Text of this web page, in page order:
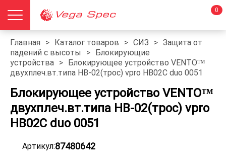
0
Главная > Каталог товаров > СИЗ > Защита от
падений с высоты
> Блокирующие
устройства > Блокирующее устройство VENTO™
двухплеч.вт.типа НВ-02(трос) vpro HB02C duo 0051
Блокирующее устройство VENTO™
двухплеч.вт.типа НВ-02(трос) vpro
HB02C duo 0051
Артикул:87480642